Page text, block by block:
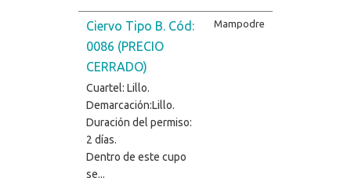
Ciervo Tipo B. Cód:
0086 (PRECIO
CERRADO)
Cuartel: Lillo.
Demarcación:Lillo.
Duración del permiso:
2 días.
Dentro de este cupo
se...
Mampodre